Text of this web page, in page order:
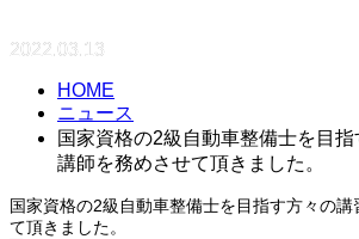
2022.03.13
HOME
ニュース
国家資格の2級自動車整備士を目
講師を務めさせて頂きました。
国家資格の2級自動車整備士を目指す方々の
て頂きました。